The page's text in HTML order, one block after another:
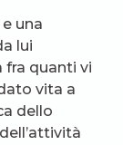
una
lui
fra quanti vi
vita a
dello